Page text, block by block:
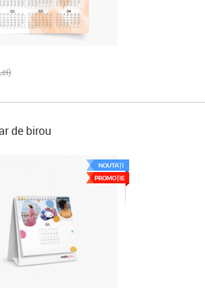
de birou